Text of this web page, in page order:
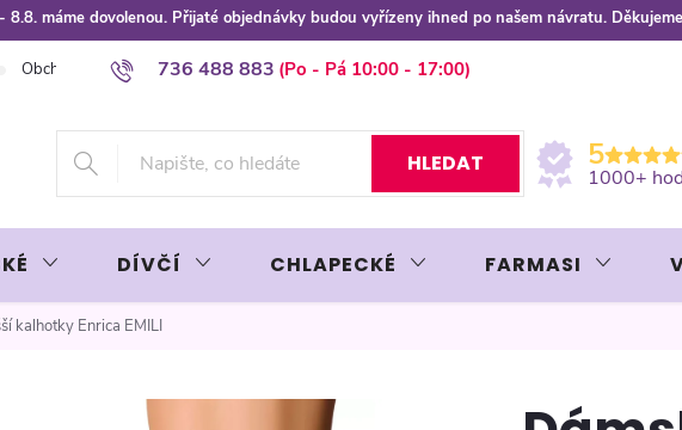
8.8. máme dovolenou. Přijaté objednávky budou vyřízeny ihned po našem návratu.
736 488 883
Obchodní podmínky Podmínky ochrany osobních údajů
HLEDAT 5
1000+
DÍVČÍ CHLAPECKÉ FARMASI
kalhotky Enrica EMILI